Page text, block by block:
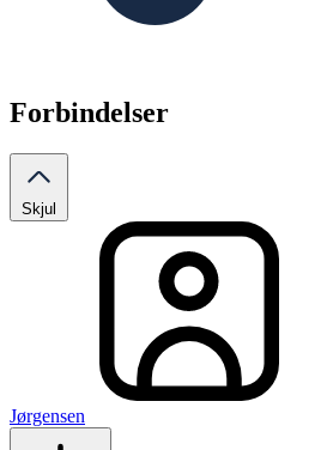
Forbindelser
Skjul
Jørgensen